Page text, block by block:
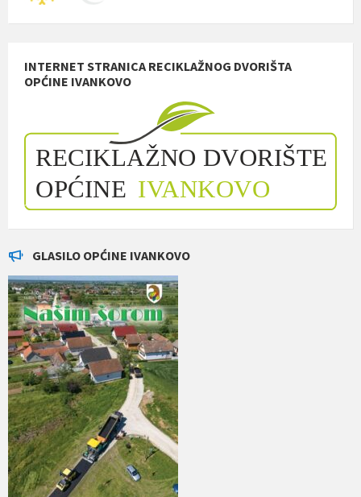
INTERNET STRANICA RECIKLAŽNOG DVORIŠTA
OPĆINE IVANKOVO
GLASILO OPĆINE IVANKOVO